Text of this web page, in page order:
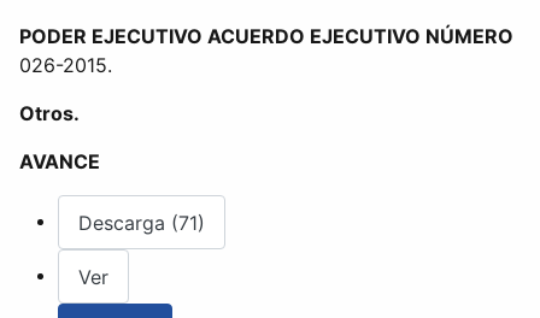
PODER EJECUTIVO ACUERDO EJECUTIVO NÚMERO
026-2015.
Otros.
AVANCE
Descarga (71)
Ver